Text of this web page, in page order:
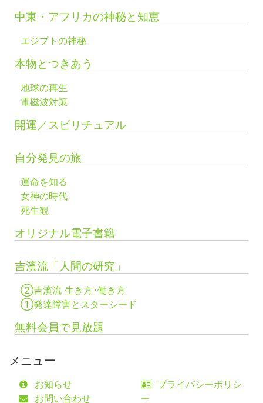
中東・アフリカの神秘と知恵
エジプトの神秘
本物とつきあう
地球の再生
電磁波対策
開運／スピリチュアル
自分発見の旅
運命を知る
女神の時代
死生観
オリジナル電子書籍
吉濱流「人間の研究」
②吉濱流 生き方･働き方
①発達障害とスターシード
無料会員で見放題
メニュー
お知らせ
お問い合わせ
プライバシーポリシ
ー